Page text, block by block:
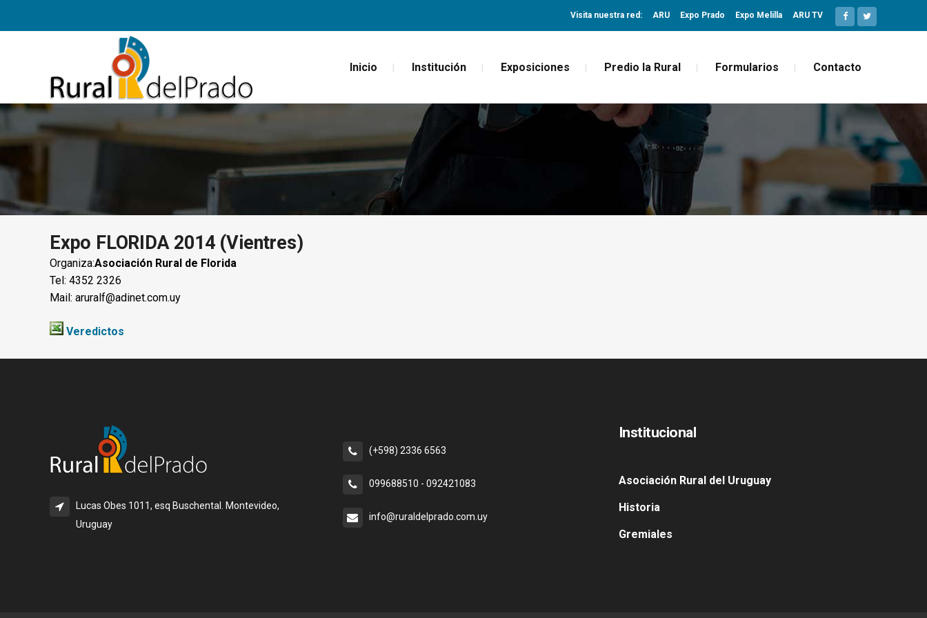
Visita nuestra red: ARU Expo Prado Expo Melilla ARU TV
Inicio Institución Exposiciones Predio la Rural Formularios Contacto
Expo FLORIDA 2014 (Vientres)
Organiza:Asociación Rural de Florida
Tel: 4352 2326
Mail: aruralf@adinet.com.uy
Veredictos
Lucas Obes 1011, esq Buschental. Montevideo,
Uruguay
(+598) 2336 6563
099688510 - 092421083
info@ruraldelprado.com.uy
Institucional
Asociación Rural del Uruguay
Historia
Gremiales